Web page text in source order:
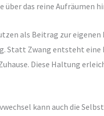
über das reine Aufräumen
als Beitrag zur
Statt Zwang entsteht eine
Diese Haltung
kann auch die